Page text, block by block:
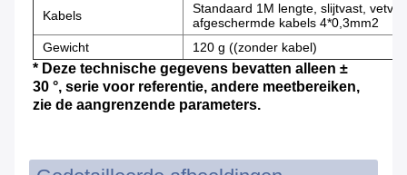
Kabels
Standaard 1M lengte, slijtvast,
afgeschermde kabels 4*0,3mm2
Gewicht
120 g ((zonder kabel)
* Deze technische gegevens bevatten alleen ±
30 °, serie voor referentie, andere meetbereiken,
zie de aangrenzende parameters.